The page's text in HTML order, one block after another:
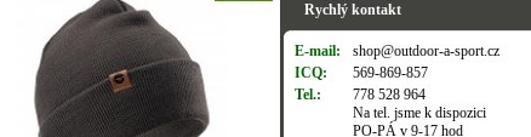
Rychlý kontakt
E-mail:
shop@outdoor-a-sport.cz
ICQ:
569-869-857
Tel.:
778 528 964
Na tel. jsme k dispozici
PO-PÁ v 9-17 hod